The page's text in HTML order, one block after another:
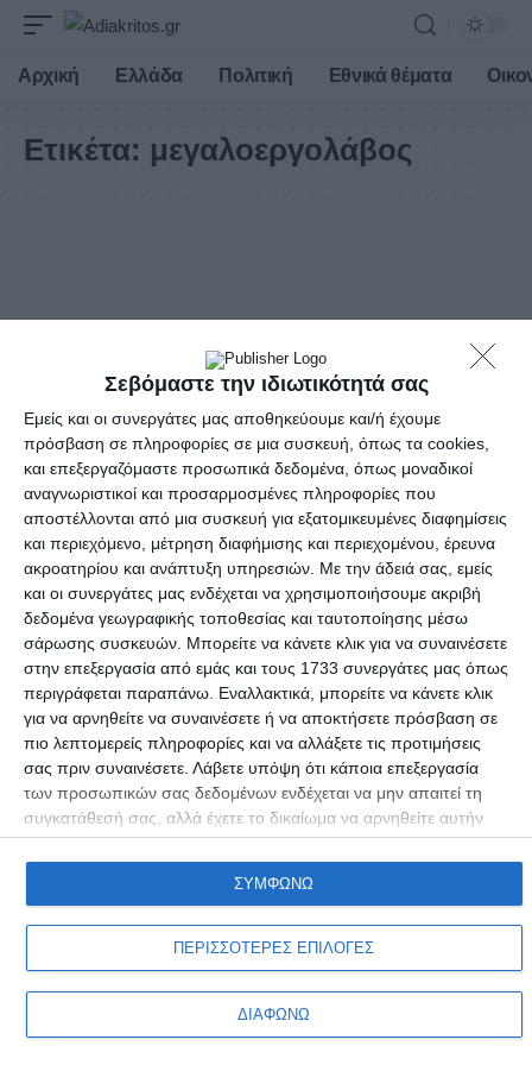
Σεβόμαστε την ιδιωτικότητά σας
Εμείς και οι συνεργάτες μας αποθηκεύουμε και/ή έχουμε
πρόσβαση σε πληροφορίες σε μια συσκευή, όπως τα cookies,
και επεξεργαζόμαστε προσωπικά δεδομένα, όπως μοναδικοί
αναγνωριστικοί και προσαρμοσμένες πληροφορίες που
αποστέλλονται από μια συσκευή για εξατομικευμένες διαφημίσεις
και περιεχόμενο, μέτρηση διαφήμισης και περιεχομένου, έρευνα
ακροατηρίου και ανάπτυξη υπηρεσιών. Με την άδειά σας, εμείς
και οι συνεργάτες μας ενδέχεται να χρησιμοποιήσουμε ακριβή
δεδομένα γεωγραφικής τοποθεσίας και ταυτοποίησης μέσω
σάρωσης συσκευών. Μπορείτε να κάνετε κλικ για να συναινέσετε
στην επεξεργασία από εμάς και τους 1733 συνεργάτες μας όπως
περιγράφεται παραπάνω. Εναλλακτικά, μπορείτε να κάνετε κλικ
για να αρνηθείτε να συναινέσετε ή να αποκτήσετε πρόσβαση σε
πιο λεπτομερείς πληροφορίες και να αλλάξετε τις προτιμήσεις
σας πριν συναινέσετε. Λάβετε υπόψη ότι κάποια επεξεργασία
των προσωπικών σας δεδομένων ενδέχεται να μην απαιτεί τη
συγκατάθεσή σας, αλλά έχετε το δικαίωμα να αρνηθείτε αυτήν
την επεξεργασία. Οι προτιμήσεις σαςθα ισχύουν μόνο για αυτόν
τον ιστότοπο. Μπορείτε να αλλάξετε τις προτιμήσεις σας ή να
ανακαλέσετε τη συγκατάθεσή σας ανά πάσα στιγμή
κουμπί "Απορρήτου" στο κάτω μέρος της ιστοσελίδας.
ΠΕΡΙΣΣΟΤΕΡΕΣ ΕΠΙΛΟΓΕΣ
ΔΙΑΦΩΝΩ
ΣΥΜΦΩΝΩ
Αρχική Ελλάδα Πολιτική Εθνικά θέματα
Ετικέτα: μεγαλοεργολάβος
ΟΙΚΟΝΟΜΊΑ
Το ΥΠΟΙΚ απαντά για τις “εργατικές κατοικίες” του
μεγαλοεργολάβου
"Τα περί έξαρσης των πλειστηριασμών είναι παραπλανητικά"
Συντακτική ομάδα 12/10/2016
Copyright © Adiakritos.gr 2026. All Rights Reserved.